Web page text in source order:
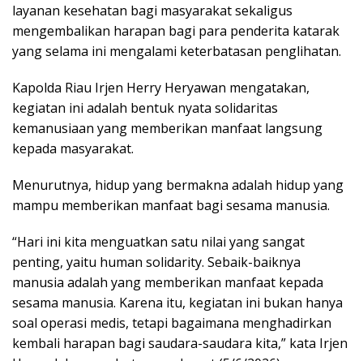
layanan kesehatan bagi masyarakat sekaligus
mengembalikan harapan bagi para penderita katarak
yang selama ini mengalami keterbatasan penglihatan.
Kapolda Riau Irjen Herry Heryawan mengatakan,
kegiatan ini adalah bentuk nyata solidaritas
kemanusiaan yang memberikan manfaat langsung
kepada masyarakat.
Menurutnya, hidup yang bermakna adalah hidup yang
mampu memberikan manfaat bagi sesama manusia.
“Hari ini kita menguatkan satu nilai yang sangat
penting, yaitu human solidarity. Sebaik-baiknya
manusia adalah yang memberikan manfaat kepada
sesama manusia. Karena itu, kegiatan ini bukan hanya
soal operasi medis, tetapi bagaimana menghadirkan
kembali harapan bagi saudara-saudara kita,” kata Irjen